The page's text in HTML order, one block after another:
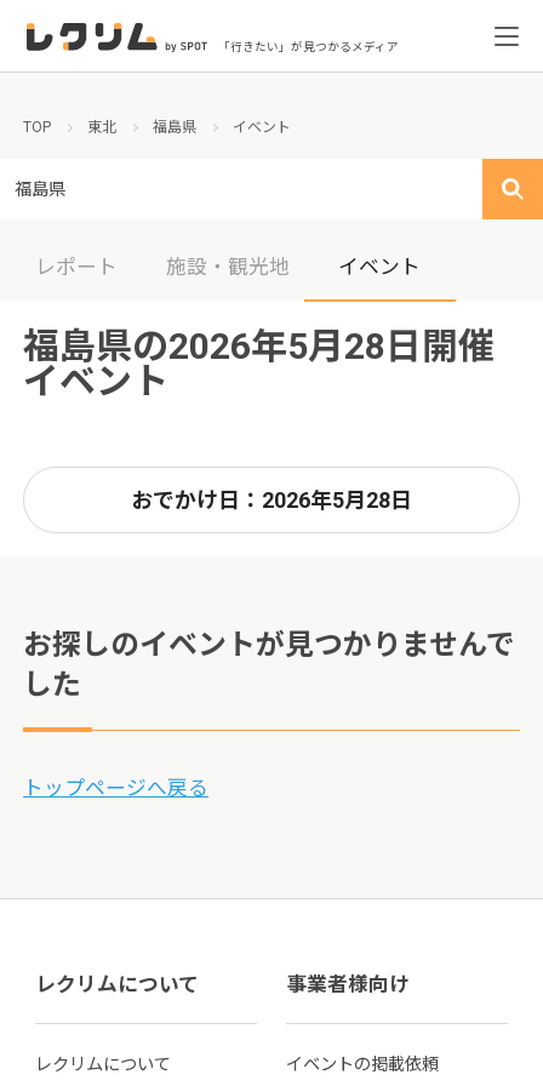
「行きたい」が見つかるメディア
TOP 東北 福島県 イベント
福島県
レポート 施設・観光地 イベント
福島県の2026年5月28日開催
イベント
おでかけ日：2026年5月28日
お探しのイベントが見つかりませんで
した
トップページへ戻る
レクリムについて
レクリムについて
事業者様向け
イベントの掲載依頼